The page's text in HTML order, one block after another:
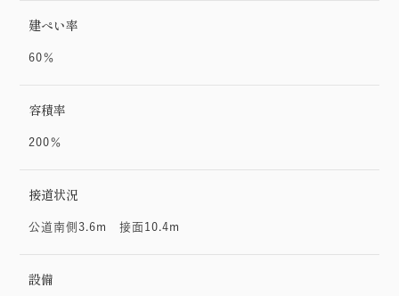
建ぺい率
60％
容積率
200％
接道状況
公道南側3.6m 接面10.4m
設備